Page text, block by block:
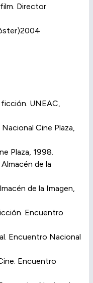
Director
UNEAC,
Cine Plaza,
Plaza, 1998.
de la
de la Imagen,
Encuentro
Encuentro Nacional
Encuentro